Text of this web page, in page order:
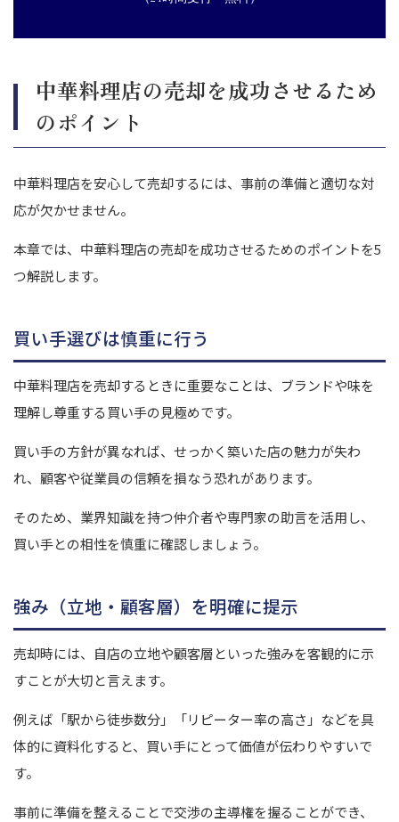
中華料理店の売却を成功させるため
のポイント
中華料理店を安心して売却するには、事前の準備と適切な対
応が欠かせません。
本章では、中華料理店の売却を成功させるためのポイントを5
つ解説します。
買い手選びは慎重に行う
中華料理店を売却するときに重要なことは、ブランドや味を
理解し尊重する買い手の見極めです。
買い手の方針が異なれば、せっかく築いた店の魅力が失わ
れ、顧客や従業員の信頼を損なう恐れがあります。
そのため、業界知識を持つ仲介者や専門家の助言を活用し、
買い手との相性を慎重に確認しましょう。
強み（立地・顧客層）を明確に提示
売却時には、自店の立地や顧客層といった強みを客観的に示
すことが大切と言えます。
例えば「駅から徒歩数分」「リピーター率の高さ」などを具
体的に資料化すると、買い手にとって価値が伝わりやすいで
す。
事前に準備を整えることで交渉の主導権を握ることができ、